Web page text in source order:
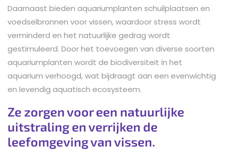
Daarnaast bieden aquariumplanten schuilplaatsen en
voedselbronnen voor vissen, waardoor stress wordt
verminderd en het natuurlijke gedrag wordt
gestimuleerd. Door het toevoegen van diverse soorten
aquariumplanten wordt de biodiversiteit in het
aquarium verhoogd, wat bijdraagt aan een evenwichtig
en levendig aquatisch ecosysteem.
Ze zorgen voor een natuurlijke
uitstraling en verrijken de
leefomgeving van vissen.